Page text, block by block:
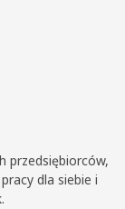
przedsiębiorców,
dla siebie i